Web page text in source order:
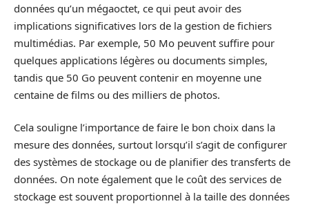
données qu’un mégaoctet, ce qui peut avoir des
implications significatives lors de la gestion de fichiers
multimédias. Par exemple, 50 Mo peuvent suffire pour
quelques applications légères ou documents simples,
tandis que 50 Go peuvent contenir en moyenne une
centaine de films ou des milliers de photos.
Cela souligne l’importance de faire le bon choix dans la
mesure des données, surtout lorsqu’il s’agit de configurer
des systèmes de stockage ou de planifier des transferts de
données. On note également que le coût des services de
stockage est souvent proportionnel à la taille des données